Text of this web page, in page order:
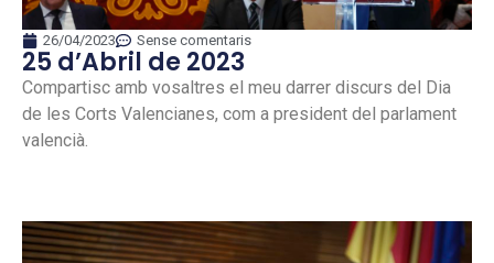
26/04/2023 Sense comentaris
25 d’Abril de 2023
Compartisc amb vosaltres el meu darrer discurs del Dia
de les Corts Valencianes, com a president del parlament
valencià.